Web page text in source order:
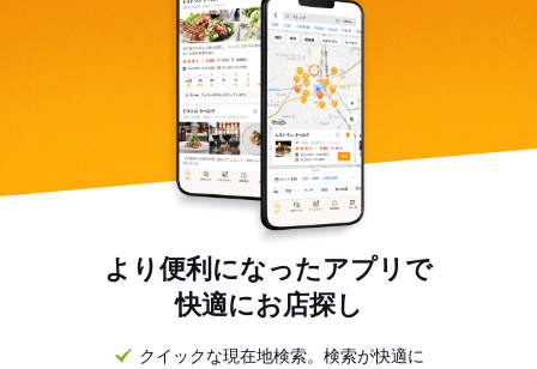
より便利になったアプリで
快適にお店探し
クイックな現在地検索。検索が快適に